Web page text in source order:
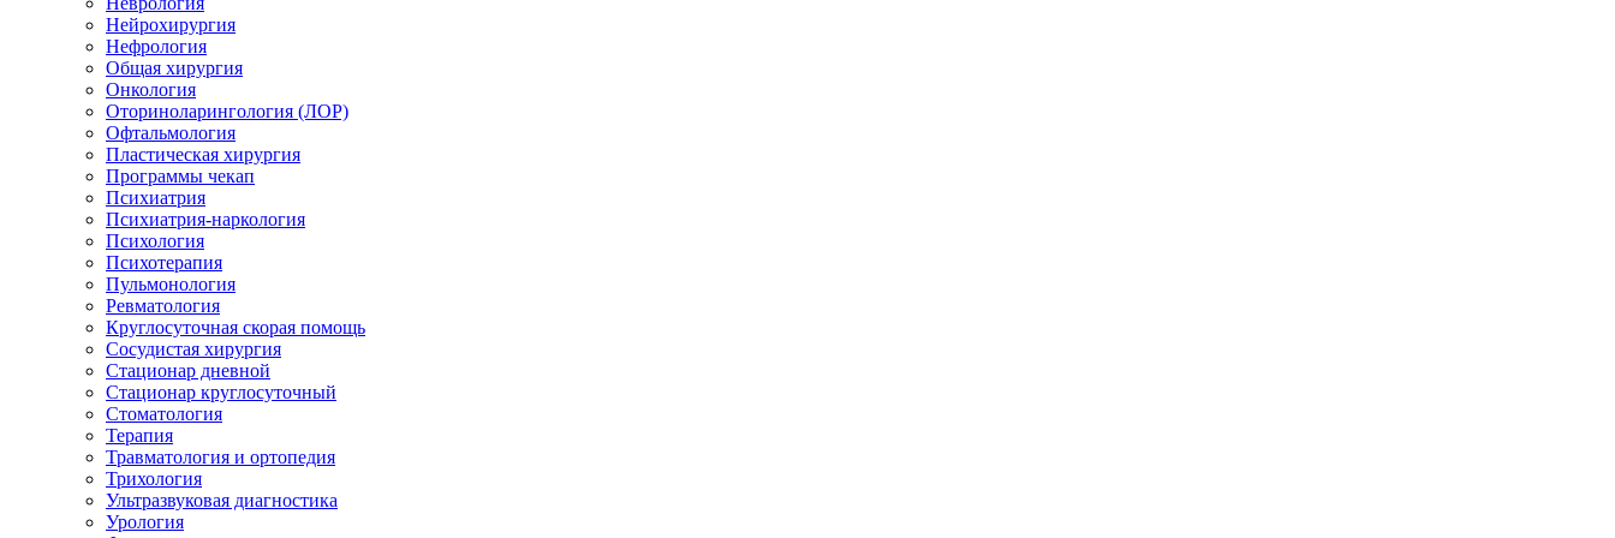
Нейрохирургия
Нефрология
Общая хирургия
Онкология
Оториноларингология (ЛОР)
Офтальмология
Пластическая хирургия
Программы чекап
Психиатрия
Психиатрия-наркология
Психология
Психотерапия
Пульмонология
Ревматология
Круглосуточная скорая помощь
Сосудистая хирургия
Стационар дневной
Стационар круглосуточный
Стоматология
Терапия
Травматология и ортопедия
Трихология
Ультразвуковая диагностика
Урология